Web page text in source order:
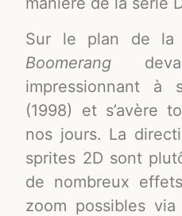
Sur le plan de la
Boomerang
impressionnant à
(1998) et s’avère
nos jours. La
sprites 2D sont
de nombreux
zoom possibles